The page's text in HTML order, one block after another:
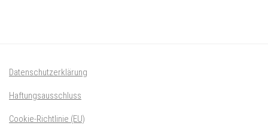
Datenschutzerklärung
Haftungsausschluss
Cookie-Richtlinie (EU)